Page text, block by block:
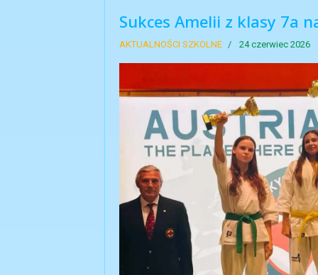
Sukces Amelii z klasy 7a
AKTUALNOŚCI SZKOLNE 24 czerwiec 2026